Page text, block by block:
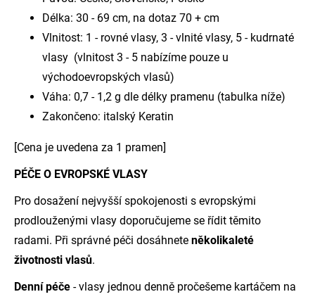
Délka: 30 - 69 cm, na dotaz 70 + cm
Vlnitost: 1 - rovné vlasy, 3 - vlnité vlasy, 5 - kudrnaté
vlasy (vlnitost 3 - 5 nabízíme pouze u
východoevropských vlasů)
Váha: 0,7 - 1,2 g dle délky pramenu (tabulka níže)
Zakončeno: italský Keratin
[Cena je uvedena za 1 pramen]
PÉČE O EVROPSKÉ VLASY
Pro dosažení nejvyšší spokojenosti s evropskými
prodlouženými vlasy doporučujeme se řídit těmito
radami. Při správné péči dosáhnete několikaleté
životnosti vlasů.
Denní péče - vlasy jednou denně pročešeme kartáčem na